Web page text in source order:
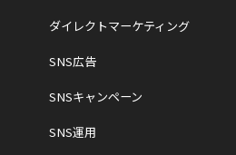
ダイレクトマーケティング
SNS広告
SNSキャンペーン
SNS運用